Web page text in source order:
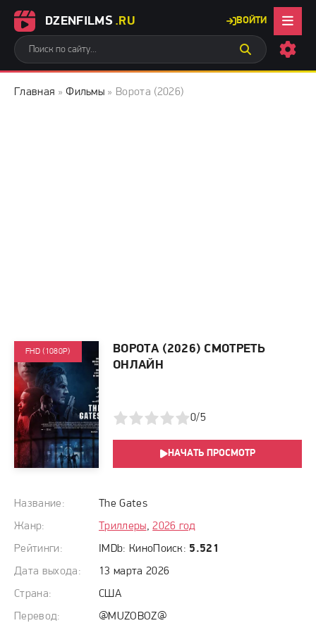
DZENFILMS .RU ВОЙТИ
Главная » Фильмы » Ворота (2026)
ВОРОТА (2026) СМОТРЕТЬ
ОНЛАЙН
Название:
The Gates
Жанр:
Триллеры,2026 год
Рейтинги:
IMDb: КиноПоиск: 5.521
Дата выхода:
13 марта 2026
Страна:
США
Перевод:
@MUZOBOZ@
FHD (1080P)
2 3 4 0/5
НАЧАТЬ ПРОСМОТР